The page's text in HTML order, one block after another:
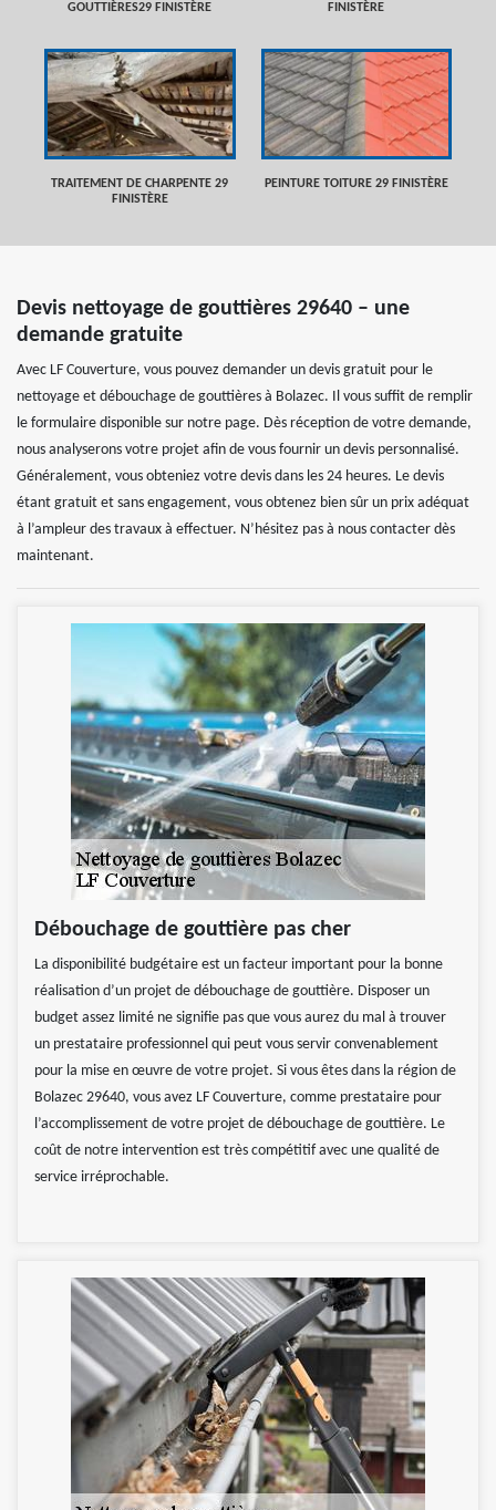
GOUTTIÈRES29 FINISTÈRE
FINISTÈRE
TRAITEMENT DE CHARPENTE 29
FINISTÈRE
PEINTURE TOITURE 29 FINISTÈRE
Devis nettoyage de gouttières 29640 – une
demande gratuite
Avec LF Couverture, vous pouvez demander un devis gratuit pour le
nettoyage et débouchage de gouttières à Bolazec. Il vous suffit de remplir
le formulaire disponible sur notre page. Dès réception de votre demande,
nous analyserons votre projet afin de vous fournir un devis personnalisé.
Généralement, vous obteniez votre devis dans les 24 heures. Le devis
étant gratuit et sans engagement, vous obtenez bien sûr un prix adéquat
à l’ampleur des travaux à effectuer. N’hésitez pas à nous contacter dès
maintenant.
Débouchage de gouttière pas cher
La disponibilité budgétaire est un facteur important pour la bonne
réalisation d’un projet de débouchage de gouttière. Disposer un
budget assez limité ne signifie pas que vous aurez du mal à trouver
un prestataire professionnel qui peut vous servir convenablement
pour la mise en œuvre de votre projet. Si vous êtes dans la région de
Bolazec 29640, vous avez LF Couverture, comme prestataire pour
l’accomplissement de votre projet de débouchage de gouttière. Le
coût de notre intervention est très compétitif avec une qualité de
service irréprochable.